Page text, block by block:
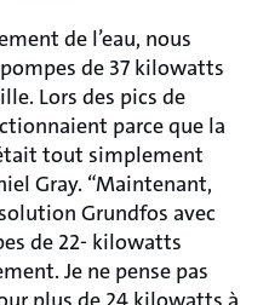
de l’eau, nous
de 37 kilowatts
Lors des pics de
parce que la
tout simplement
Gray. “Maintenant,
Grundfos avec
de 22- kilowatts
Je ne pense pas